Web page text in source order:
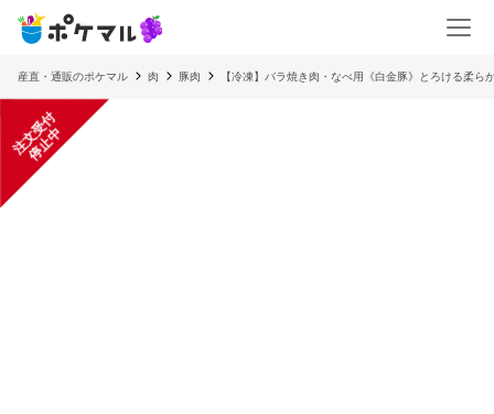
産直・通販のポケマル 肉 豚肉 【冷凍】バラ焼き肉・なべ用《白金豚》とろける柔ら
注
文
受
付
停
止
中